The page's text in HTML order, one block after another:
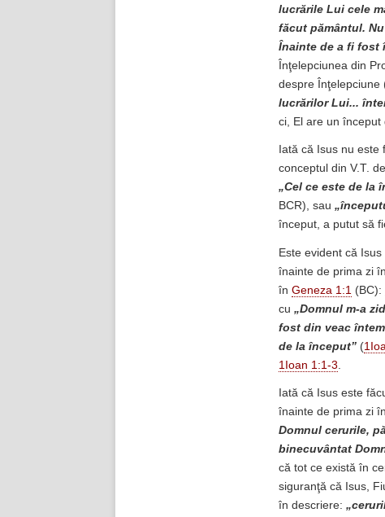
lucrările Lui cele
făcut pământul.
Înainte de a fi fost
Înţelepciunea din
despre Înţelepciune
lucrărilor Lui...
ci, El are un
Iată că Isus nu
conceptul din V.T.
„Cel ce este de la
BCR), sau
început, a putut să
Este evident că
înainte de prima zi
în Geneza 1:1 (BC):
cu „Domnul m-a
fost din veac
de la început” (
1Ioan 1:1-3
Iată că Isus este
înainte de prima zi
Domnul cerurile,
binecuvântat
că tot ce există în
siguranţă că Isus,
în descriere: